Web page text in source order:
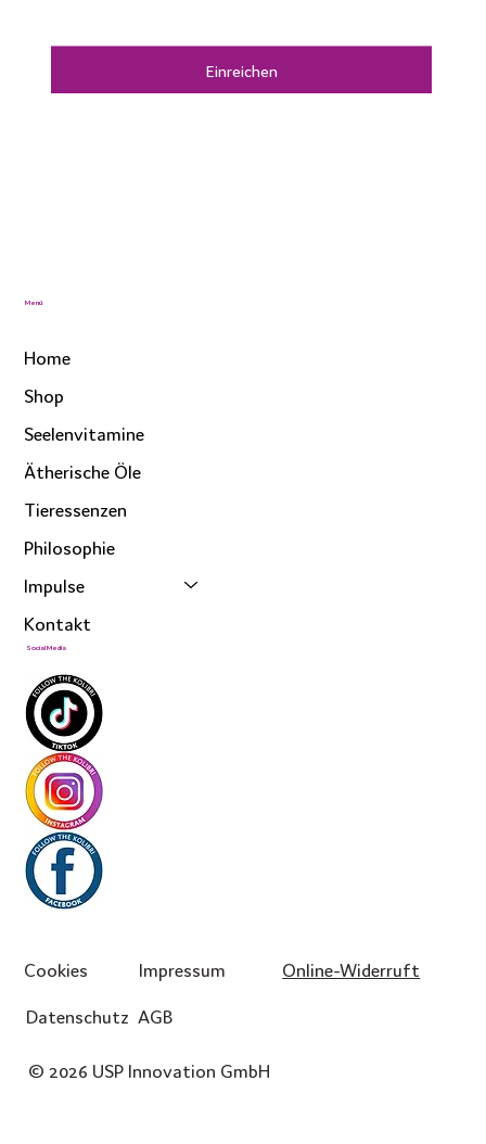
Menü
Home
Shop
Seelenvitamine
Ätherische Öle
Tieressenzen
Philosophie
Impulse
Kontakt
Social Media
Einreichen
Cookies
Datenschutz
Impressum
AGB
Online-Widerruft
© 2026 USP Innovation GmbH